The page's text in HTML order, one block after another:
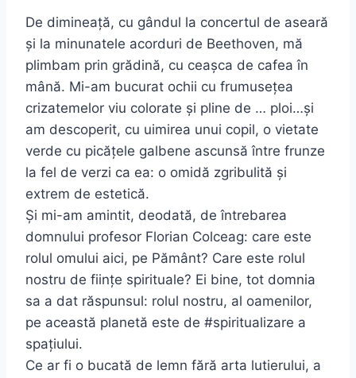
De dimineață, cu gândul la concertul de aseară
şi la minunatele acorduri de Beethoven, mă
plimbam prin grădină, cu ceaşca de cafea în
mână. Mi-am bucurat ochii cu frumusețea
crizatemelor viu colorate şi pline de … ploi…şi
am descoperit, cu uimirea unui copil, o vietate
verde cu picățele galbene ascunsă între frunze
la fel de verzi ca ea: o omidă zgribulită şi
extrem de estetică.
Şi mi-am amintit, deodată, de întrebarea
domnului profesor Florian Colceag: care este
rolul omului aici, pe Pământ? Care este rolul
nostru de ființe spirituale? Ei bine, tot domnia
sa a dat răspunsul: rolul nostru, al oamenilor,
pe această planetă este de #spiritualizare a
spațiului.
Ce ar fi o bucată de lemn fără arta lutierului, a